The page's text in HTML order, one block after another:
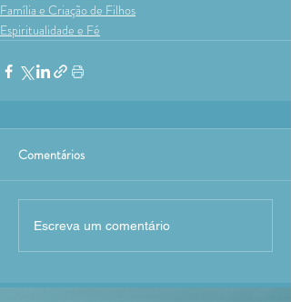
Família e Criação de Filhos
Espiritualidade e Fé
Comentários
Escreva um comentário